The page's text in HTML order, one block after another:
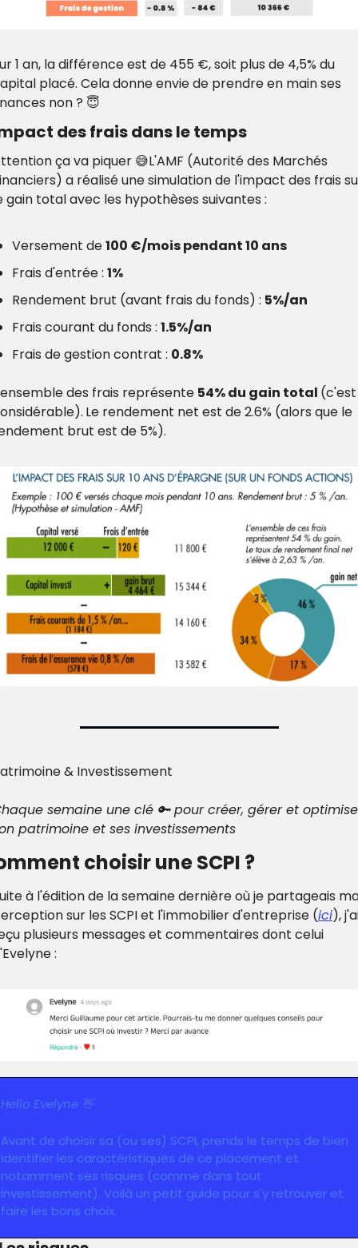
1 an, la différence est de 455 €, soit plus de 4,5% du
placé. Cela donne envie de prendre en main ses
non ? 😇
des frais dans le temps
ça va piquer 😅L'AMF (Autorité des Marchés
a réalisé une simulation de l'impact des frais
gain total avec les hypothèses suivantes :
Versement de 100 €/mois pendant 10 ans
Frais d'entrée : 1%
Rendement brut (avant frais du fonds) : 5%/an
Frais courant du fonds : 1.5%/an
Frais de gestion contrat : 0.8%
des frais représente 54% du gain total (c'est
Le rendement net est de 2.6% (alors que le
brut est de 5%).
& Investissement
semaine une clé 🔑 pour créer, gérer et
patrimoine et ses investissements
choisir une SCPI ?
à l'édition de la semaine dernière où je partageais
sur les SCPI et l'immobilier d'entreprise (ici),
plusieurs messages et commentaires dont celui
:
Hello Evelyne 👋
Avant de choisir sa (ou ses) SCPI, prends le temps de bien
identifier les caractéristiques de ce placement et
notamment ses risques (comme dans tout
investissement). Voilà un petit guide pour s'y retrouver et
faire les bons choix.